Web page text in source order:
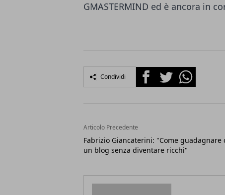
GMASTERMIND ed è ancora in
Condividi FacebookTwitterWhatsapp
Articolo Precedente
Fabrizio Giancaterini: "Come guadagnare
un blog senza diventare ricchi"